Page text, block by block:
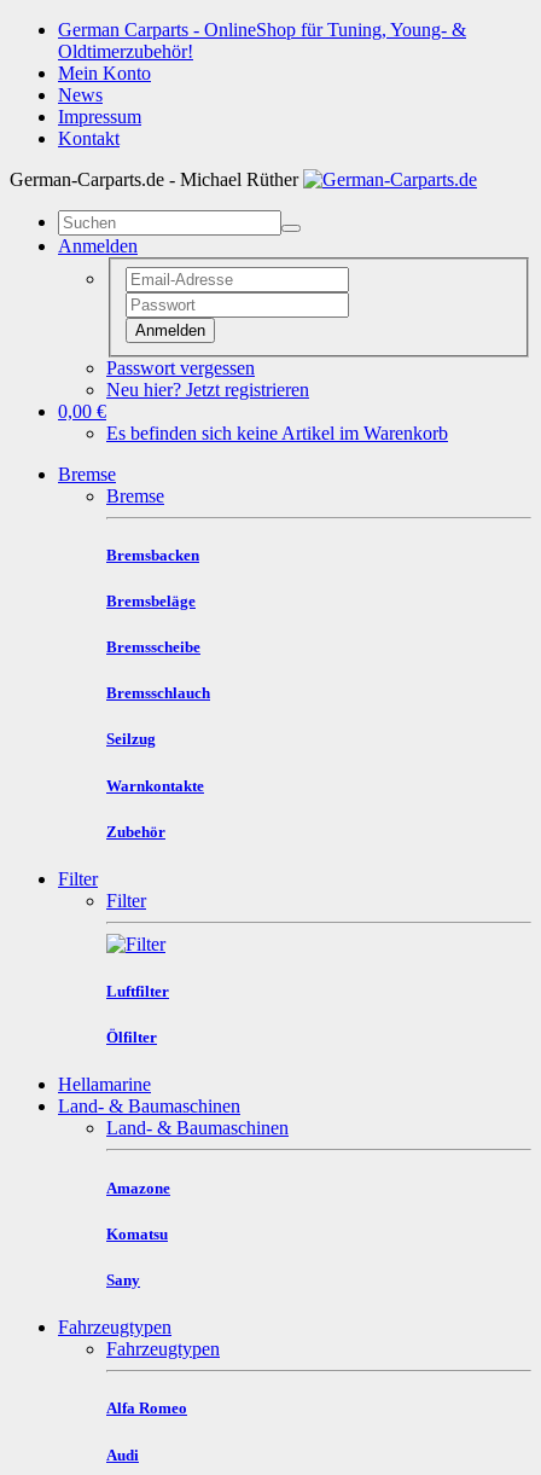
German Carparts - OnlineShop für Tuning, Young- &
Oldtimerzubehör!
Mein Konto
News
Impressum
Kontakt
German-Carparts.de - Michael Rüther
Anmelden
Anmelden
Passwort vergessen
Neu hier? Jetzt registrieren
0,00 €
Es befinden sich keine Artikel im Warenkorb
Bremse
Bremse
Bremsbacken
Bremsbeläge
Bremsscheibe
Bremsschlauch
Seilzug
Warnkontakte
Zubehör
Filter
Filter
Luftfilter
Ölfilter
Hellamarine
Land- & Baumaschinen
Land- & Baumaschinen
Amazone
Komatsu
Sany
Fahrzeugtypen
Fahrzeugtypen
Alfa Romeo
Audi